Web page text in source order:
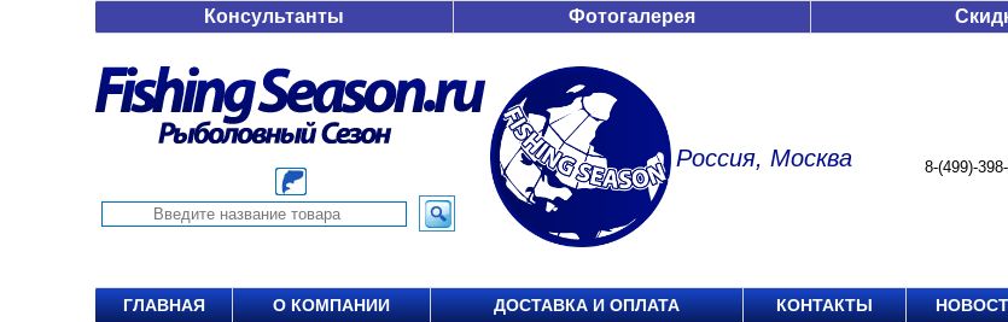
Консультанты Фотогалерея
Россия, Москва 8-(499)-
ГЛАВНАЯ О КОМПАНИИ ДОСТАВКА И ОПЛАТА КОНТАКТЫ